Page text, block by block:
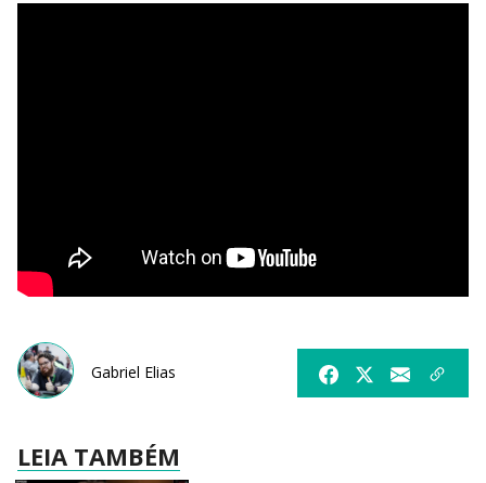
Gabriel Elias
LEIA TAMBÉM